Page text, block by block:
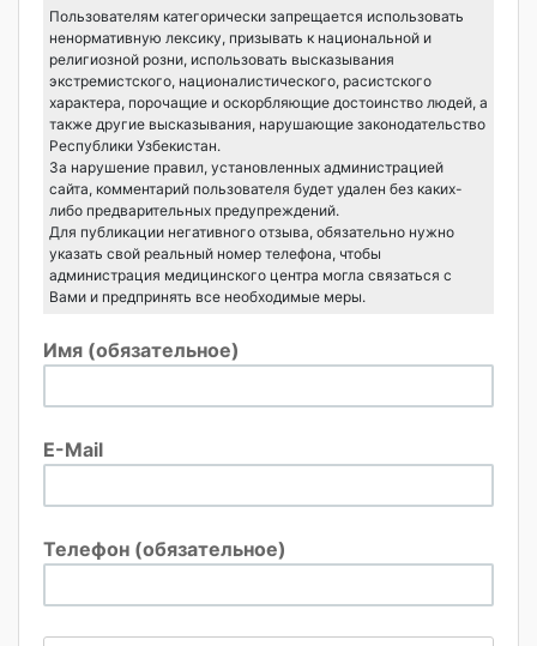
Пользователям категорически запрещается использовать
ненормативную лексику, призывать к национальной и
религиозной розни, использовать высказывания
экстремистского, националистического, расистского
характера, порочащие и оскорбляющие достоинство людей, а
также другие высказывания, нарушающие законодательство
Республики Узбекистан.
За нарушение правил, установленных администрацией
сайта, комментарий пользователя будет удален без каких-
либо предварительных предупреждений.
Для публикации негативного отзыва, обязательно нужно
указать свой реальный номер телефона, чтобы
администрация медицинского центра могла связаться с
Вами и предпринять все необходимые меры.
Имя (обязательное)
E-Mail
Телефон (обязательное)